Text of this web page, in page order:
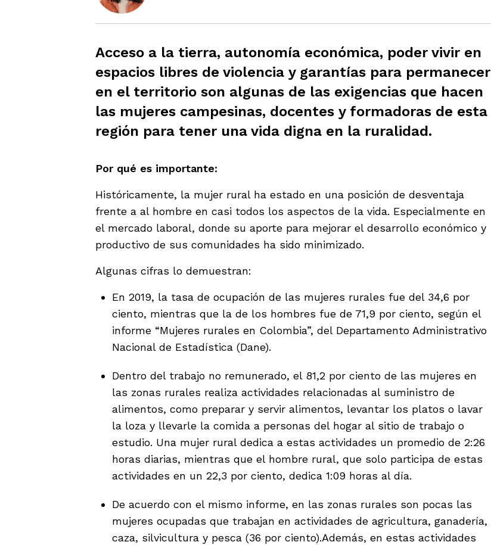
Acceso a la tierra, autonomía económica, poder vivir en
espacios libres de violencia y garantías para permanecer
en el territorio son algunas de las exigencias que hacen
las mujeres campesinas, docentes y formadoras de esta
región para tener una vida digna en la ruralidad.
Por qué es importante:
Históricamente, la mujer rural ha estado en una posición de desventaja
frente a al hombre en casi todos los aspectos de la vida. Especialmente en
el mercado laboral, donde su aporte para mejorar el desarrollo económico y
productivo de sus comunidades ha sido minimizado.
Algunas cifras lo demuestran:
En 2019, la tasa de ocupación de las mujeres rurales fue del 34,6 por
ciento, mientras que la de los hombres fue de 71,9 por ciento, según el
informe “Mujeres rurales en Colombia”, del Departamento Administrativo
Nacional de Estadística (Dane).
Dentro del trabajo no remunerado, el 81,2 por ciento de las mujeres en
las zonas rurales realiza actividades relacionadas al suministro de
alimentos, como preparar y servir alimentos, levantar los platos o lavar
la loza y llevarle la comida a personas del hogar al sitio de trabajo o
estudio. Una mujer rural dedica a estas actividades un promedio de 2:26
horas diarias, mientras que el hombre rural, que solo participa de estas
actividades en un 22,3 por ciento, dedica 1:09 horas al día.
De acuerdo con el mismo informe, en las zonas rurales son pocas las
mujeres ocupadas que trabajan en actividades de agricultura, ganadería,
caza, silvicultura y pesca (36 por ciento).Además, en estas actividades